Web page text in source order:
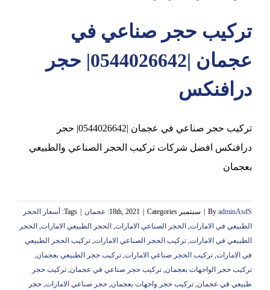
تركيب حجر صناعي في
عجمان |0544026642| حجر
درافنكس
تركيب حجر صناعي في عجمان |0544026642| حجر
درافنكس افضل شركات تركيب الحجر الصناعي والطبيعي
بعجمان
By adminAsdS سبتمبر 18th, 2021 Categories: عجمان Tags:
أسعار الحجر
الطبيعي في الامارات, الحجر الصناعي الامارات, الحجر الطبيعي الامارات, الحجر
الطبيعي في الامارات, تركيب الحجر الصناعي الامارات, تركيب الحجر الطبيعي
في الامارات, تركيب الحجر صناعي الامارات, تركيب حجر الطبيعي بعجمان,
تركيب حجر الواجهات بعجمان, تركيب حجر صناعي في عجمان, تركيب حجر
طبيعي في عجمان, تركيب حجر واجهات بعجمان, حجر صناعي الامارات, حجر